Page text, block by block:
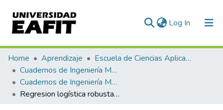
Log In (current)
Communities & Collections
All of DSpace
Statistics
Home Aprendizaje
Escuela de Ciencias Aplicadas e Ingeniería
Cuadernos de Ingeniería Matemática
Cuadernos de Ingeniería Matemática, Vol. 01 Núm. 02 (2021)
Regresion logística robusta para la clasificación de residuos sólidos